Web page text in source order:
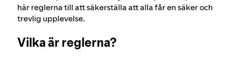
Kontaktpunkter i enlighet med lagen om
här reglerna till att säkerställa att alla får en säker och
trevlig upplevelse.
Vilka är reglerna?